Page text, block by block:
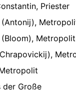
Priester
Metropolit
der Große